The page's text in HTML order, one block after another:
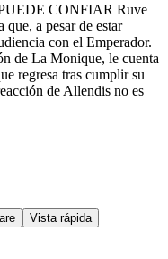
CONFIAR Ruve
que, a pesar de estar
con el Emperador.
de La Monique, le cuenta
regresa tras cumplir su
de Allendis no es
Vista rápida